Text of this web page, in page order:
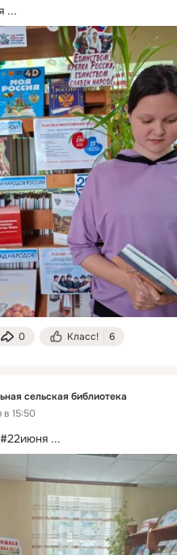
...
0 Класс! 6
сельская библиотека
15:50
...